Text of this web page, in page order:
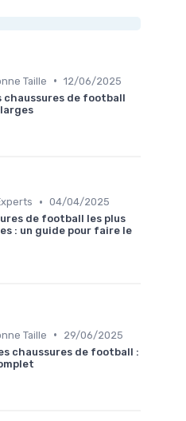
Taille • 12/06/2025
chaussures de football
• 04/04/2025
de football les plus
: un guide pour faire le
Taille •
29/06/2025
chaussures de football :